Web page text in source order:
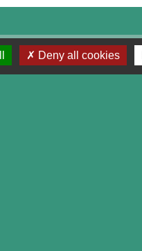
Deny all cookies